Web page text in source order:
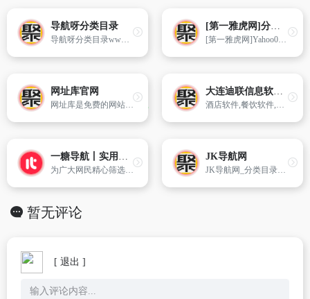
导航呀分类目录
导航呀分类目录www.daohangya.cn
[第一雅虎网]分类目录
[第一雅虎网]Yahoo001.com目录之家是全人工编辑的网站分类目录及资讯发布平台，收录国内外、各行业优秀网站，旨在为用户提供网站分类目录网站检索、优秀网站目录参考、网站推广及互联网资讯服务。
网址库官网
网址库是免费的网站分类目录收录网站，致力于建立全面的网址库平台：免费收录网站、网址；收录国内外各行业优秀的网站网址,让你轻松畅游互联网，找到您想要的网站、信息资源；加入网址库让我们共同成长。
大连迪联信息软件有限
酒店软件,餐饮软件,洗浴软件,温泉系统开发销售
一糖导航丨实用的上网导航资源网址导航
为广大网民精心筛选、整理国内外各类优秀的网站大全，更多人选择的资源网址导航
JK导航网
JK导航网_分类目录_收录精选的导航网站。
暂无评论
[ 退出 ]